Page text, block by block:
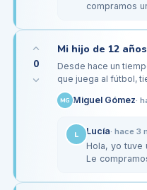
compramos
además son
0
Desde hace un
que juega al fútbol,
veces se queja de
después de…
MG Miguel Gómez·
L Lucía· hace 3
Hola, yo tuve
Le
Él también